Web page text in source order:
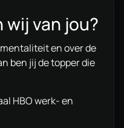
van jou?
en over de
ben jij de topper die
HBO werk- en